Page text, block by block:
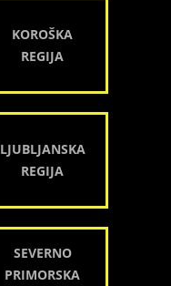
KOROŠKA
REGIJA
LJUBLJANSKA
REGIJA
SEVERNO
PRIMORSKA